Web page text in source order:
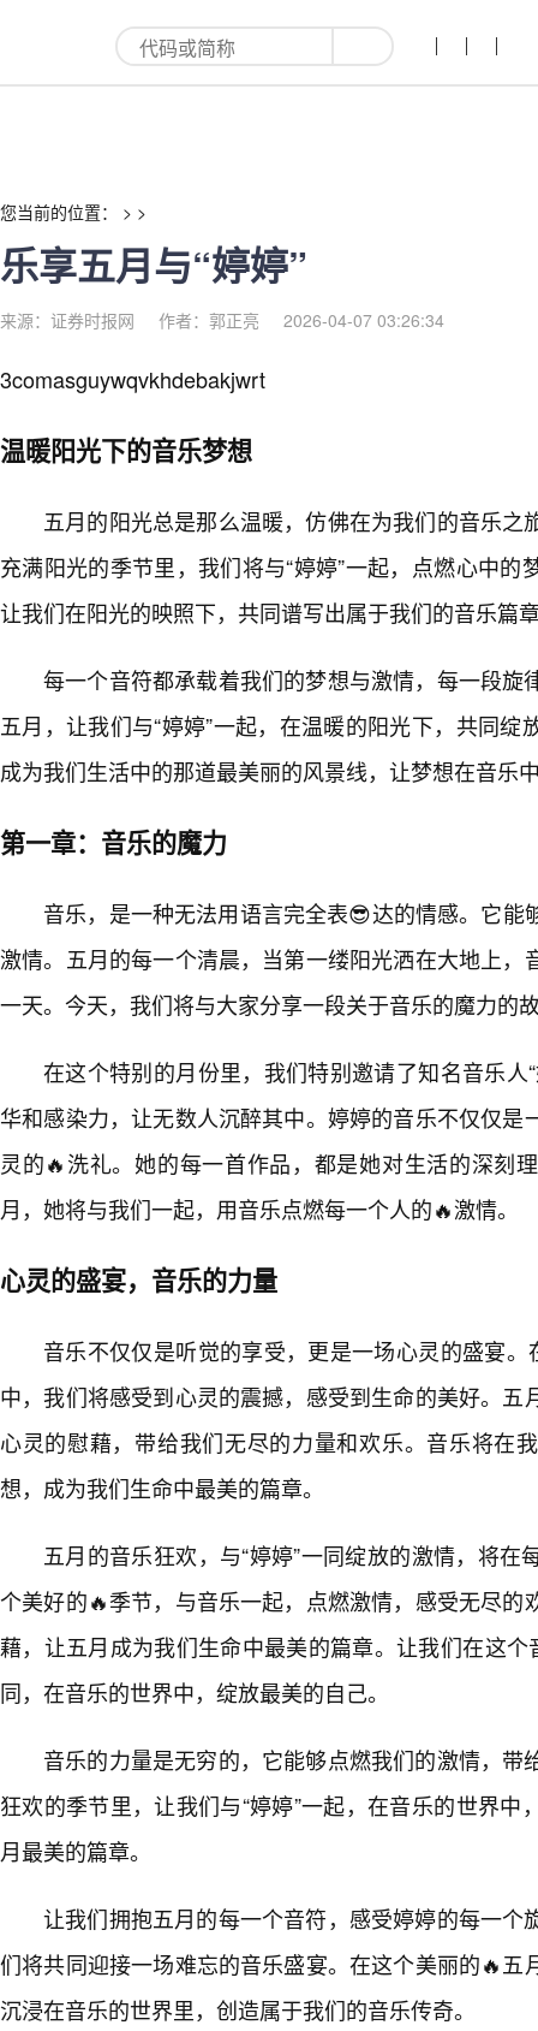
乐享五月与“婷婷”-红利来
您当前的位置： > >
乐享五月与“婷婷”
来源：证券时报网 作者：郭正亮 2026-04-07 03:26:34
3comasguywqvkhdebakjwrt
温暖阳光下的音乐梦想
五月的阳光总是那么温暖，仿佛在为我们的音乐之
充满阳光的季节里，我们将与“婷婷”一起，点燃心中
让我们在阳光的映照下，共同谱写出属于我们的音乐篇
每一个音符都承载着我们的梦想与激情，每一段旋
五月，让我们与“婷婷”一起，在温暖的阳光下，共同
成为我们生活中的那道最美丽的风景线，让梦想在音乐
第一章：音乐的魔力
音乐，是一种无法用语言完全表😎达的情感。它能
激情。五月的每一个清晨，当第一缕阳光洒在大地上，
一天。今天，我们将与大家分享一段关于音乐的魔力的
在这个特别的月份里，我们特别邀请了知名音乐人
华和感染力，让无数人沉醉其中。婷婷的音乐不仅仅是
灵的🔥洗礼。她的每一首作品，都是她对生活的深刻
月，她将与我们一起，用音乐点燃每一个人的🔥激情。
心灵的盛宴，音乐的力量
音乐不仅仅是听觉的享受，更是一场心灵的盛宴。
中，我们将感受到心灵的震撼，感受到生命的美好。五
心灵的慰藉，带给我们无尽的力量和欢乐。音乐将在
想，成为我们生命中最美的篇章。
五月的音乐狂欢，与“婷婷”一同绽放的激情，将
个美好的🔥季节，与音乐一起，点燃激情，感受无尽的
藉，让五月成为我们生命中最美的篇章。让我们在这个
同，在音乐的世界中，绽放最美的自己。
音乐的力量是无穷的，它能够点燃我们的激情，带
狂欢的季节里，让我们与“婷婷”一起，在音乐的世界
月最美的篇章。
让我们拥抱五月的每一个音符，感受婷婷的每一个
们将共同迎接一场难忘的音乐盛宴。在这个美丽的🔥五
沉浸在音乐的世界里，创造属于我们的音乐传奇。